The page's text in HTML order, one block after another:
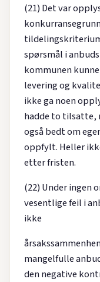
(21) Det var
spørsmål i
kommunen
levering og
ikke ga noen
hadde to tilsatte,
også bedt om
oppfylt. Heller
etter fristen.
(22) Under ingen
vesentlige feil i
ikke
mangelfulle
den negative